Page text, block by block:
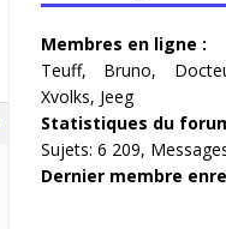
Membres en ligne :
Teuff, Bruno,
Xvolks, Jeeg
Statistiques du
Sujets: 6 209,
Dernier membre